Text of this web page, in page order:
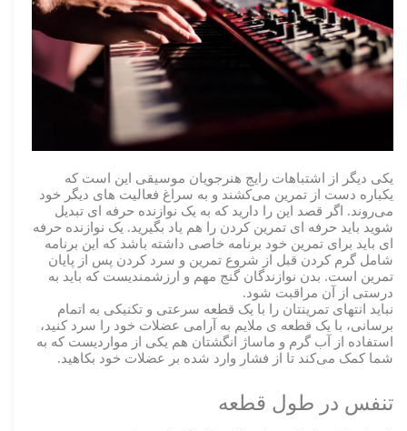
یکی دیگر از اشتباهات رایج هنرجویان موسیقی این است که
یکباره دست از تمرین می‌کشند و به سراغ فعالیت های دیگر خود
می‌روند. اگر قصد این را دارید که به یک نوازنده حرفه ای تبدیل
شوید باید حرفه ای تمرین کردن را هم یاد بگیرید. یک نوازنده حرفه
ای باید برای تمرین خود برنامه خاصی داشته باشد که این برنامه
شامل گرم کردن قبل از شروع تمرین و سرد کردن پس از پایان
تمرین است. بدن نوازندگان گنج مهم و ارزشمندیست که باید به
درستی از آن مراقبت شود.
نباید انتهای تمرینتان را با یک قطعه سرعتی و تکنیکی به اتمام
برسانی، با یک قطعه ی ملایم به آرامی عضلات خود را سرد کنید،
استفاده از آب گرم و ماساژ انگشتان هم یکی از مواردیست که به
شما کمک می‌کند تا از فشار وارد شده بر عضلات خود بکاهید.
تنفس در طول قطعه